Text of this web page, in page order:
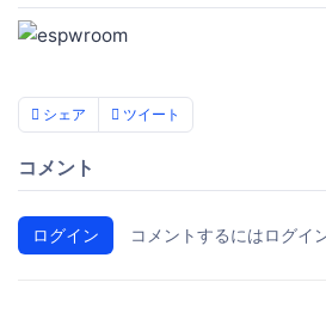
シェア ツイート
コメント
ログイン コメントするにはログイ